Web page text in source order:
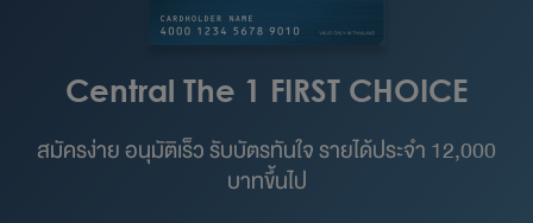
Central The 1 FIRST CHOICE
สมัครง่าย อนุมัติเร็ว รับบัตรทันใจ รายได้ประจำ 12,000
บาทขึ้นไป